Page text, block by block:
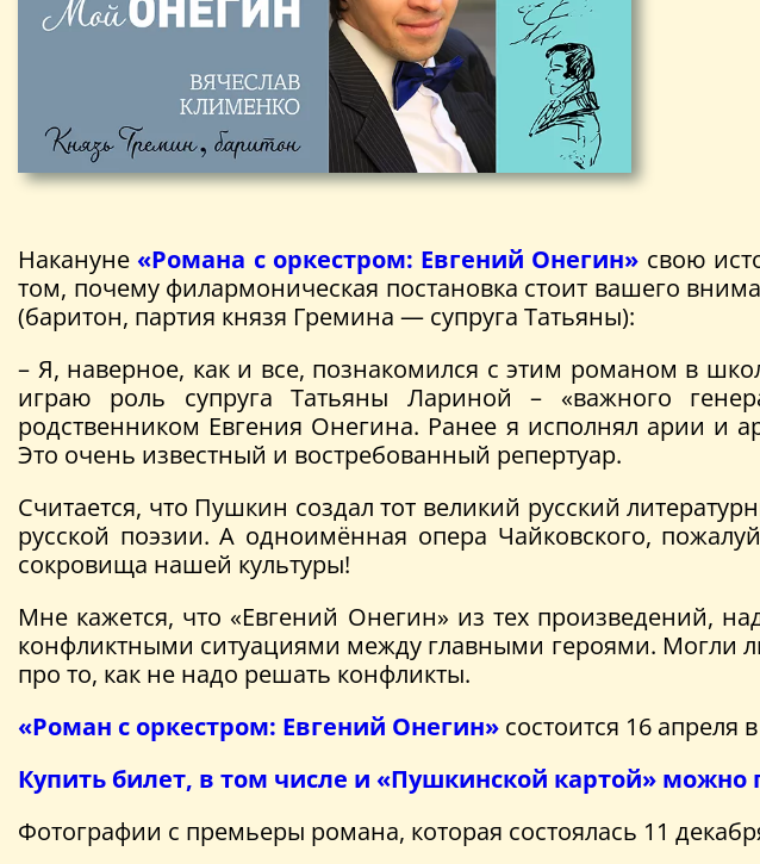
Накануне«Романа с оркестром: Евгений Онегин» свою
том, почему филармоническая постановка стоит вашего
(баритон, партия князя Гремина — супруга Татьяны):
– Я, наверное, как и все, познакомился с этим романом в
играю роль супруга Татьяны Лариной – «важного
родственником Евгения Онегина. Ранее я исполнял арии и
Это очень известный и востребованный репертуар.
Считается, что Пушкин создал тот великий русский
русской поэзии. А одноимённая опера Чайковского,
сокровища нашей культуры!
Мне кажется, что «Евгений Онегин» из тех произведений,
конфликтными ситуациями между главными героями. Могли
про то, как не надо решать конфликты.
«Роман с оркестром: Евгений Онегин» состоится 16
Купить билет, в том числе и «Пушкинской картой» можно
Фотографии с премьеры романа, которая состоялась 11